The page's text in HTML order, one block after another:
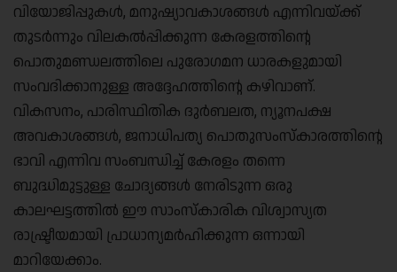
വിയോജിപ്പുകൾ, മനുഷ്യാവകാശങ്ങൾ എന്നിവയ്ക്ക്
തുടർന്നും വിലകൽപ്പിക്കുന്ന കേരളത്തിന്റെ
പൊതുമണ്ഡലത്തിലെ പുരോഗമന ധാരകളുമായി
സംവദിക്കാനുള്ള അദ്ദേഹത്തിന്റെ കഴിവാണ്.
വികസനം, പാരിസ്ഥിതിക ദുർബലത, ന്യൂനപക്ഷ
അവകാശങ്ങൾ, ജനാധിപത്യ പൊതുസംസ്കാരത്തിന്റെ
ഭാവി എന്നിവ സംബന്ധിച്ച് കേരളം തന്നെ
ബുദ്ധിമുട്ടുള്ള ചോദ്യങ്ങൾ നേരിടുന്ന ഒരു
കാലഘട്ടത്തിൽ ഈ സാംസ്കാരിക വിശ്വാസ്യത
രാഷ്ട്രീയമായി പ്രാധാന്യമർഹിക്കുന്ന ഒന്നായി
മാറിയേക്കാം.